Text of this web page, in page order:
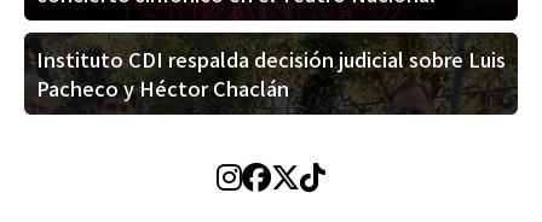
Instituto CDI respalda decisión judicial sobre Luis
Pacheco y Héctor Chaclán